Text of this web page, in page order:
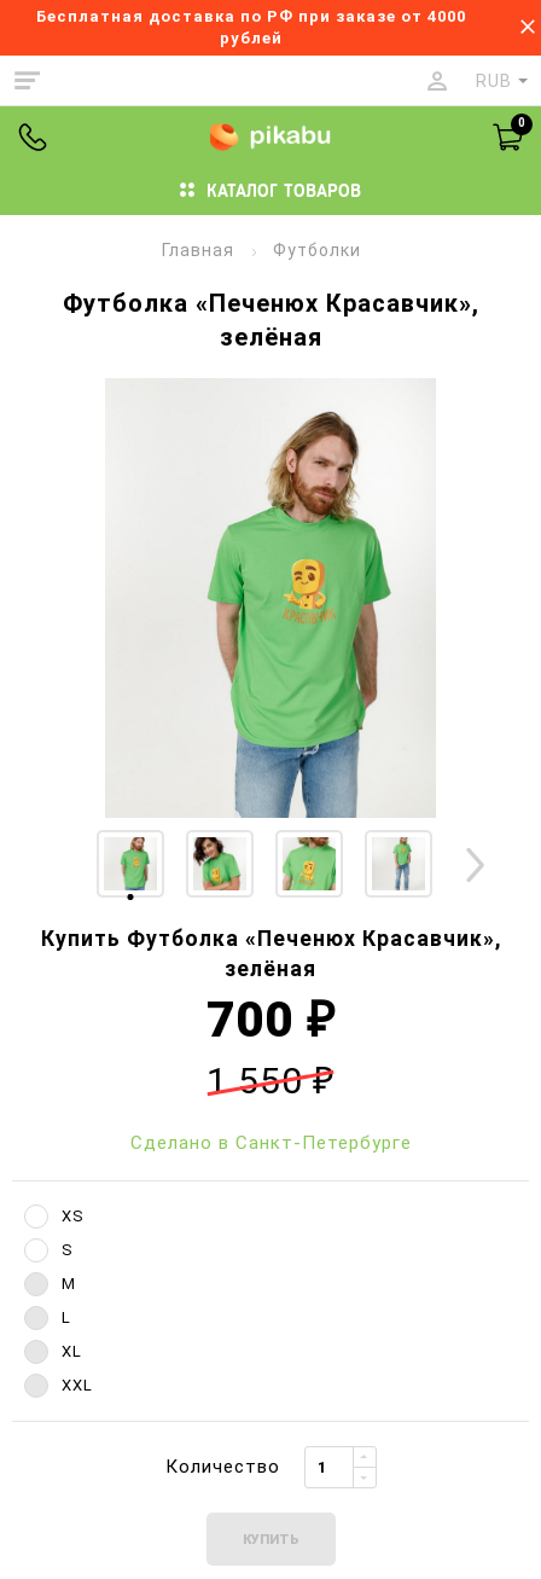
Бесплатная доставка по РФ при заказе от 4000
рублей
RUB
0
КАТАЛОГ ТОВАРОВ
Главная Футболки
Футболка «Печенюх Красавчик»,
зелёная
Купить Футболка «Печенюх Красавчик»,
зелёная
700 ₽
1 550₽
Сделано в Санкт-Петербурге
XS
S
M
L
XL
XXL
Количество
КУПИТЬ